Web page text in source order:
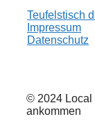
Teufelstisch
Impressum
Datenschutz
© 2024 Local
ankommen